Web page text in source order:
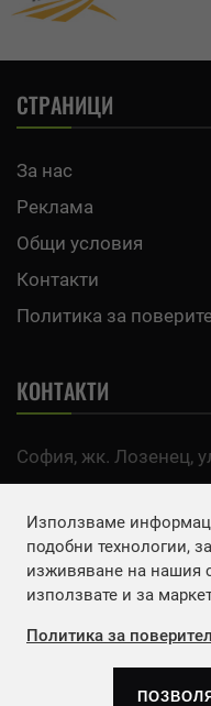
СТРАНИЦИ
За нас
Реклама
Общи условия
Контакти
Политика за
КОНТАКТИ
София, жк. Лозенец,
Email: office@agro.bg
FACEBOOK
Използваме
подобни технологии,
изживяване на нашия
използвате и за
Политика за